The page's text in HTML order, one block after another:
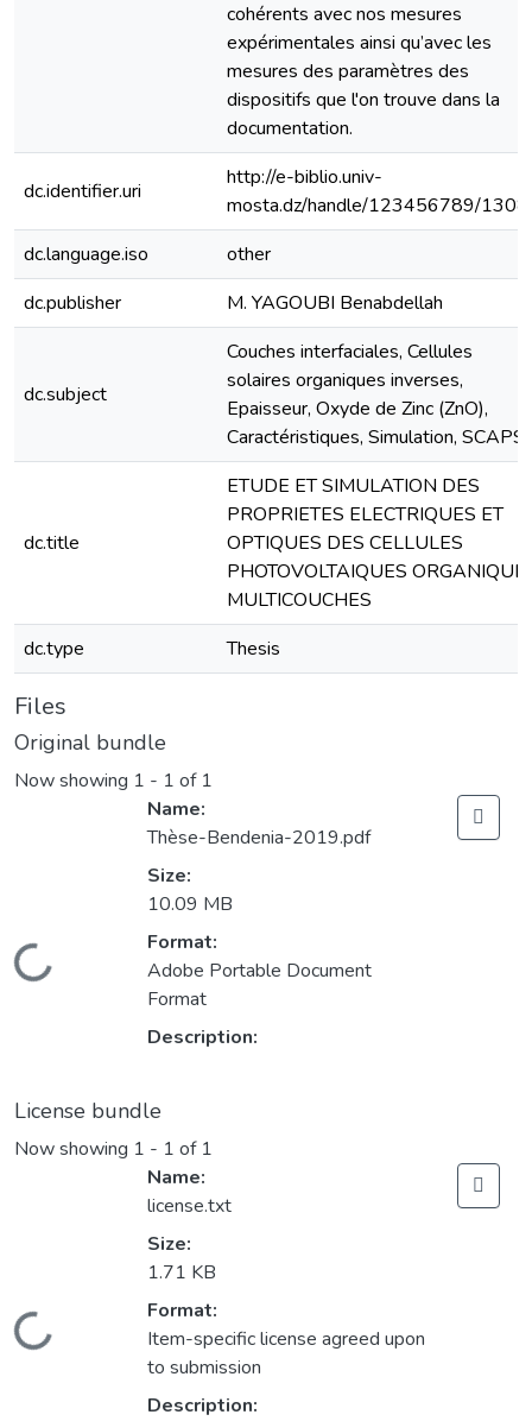
cohérents avec nos mesures
expérimentales ainsi qu’avec les
mesures des paramètres des
dispositifs que l'on trouve dans la
documentation.
dc.identifier.uri
http://e-biblio.univ-
mosta.dz/handle/123456789/
dc.language.iso
other
dc.publisher
M. YAGOUBI Benabdellah
dc.subject
Couches interfaciales, Cellules
solaires organiques inverses,
Epaisseur, Oxyde de Zinc (ZnO),
Caractéristiques, Simulation, SCAPS.
dc.title
ETUDE ET SIMULATION DES
PROPRIETES ELECTRIQUES ET
OPTIQUES DES CELLULES
PHOTOVOLTAIQUES
MULTICOUCHES
dc.type
Thesis
Files
Original bundle
Now showing 1 - 1 of 1
Loading...
Name:
Thèse-Bendenia-2019.pdf
Size:
10.09 MB
Format:
Adobe Portable Document
Format
Description:
License bundle
Now showing 1 - 1 of 1
Loading...
Name:
license.txt
Size:
1.71 KB
Format:
Item-specific license agreed upon
to submission
Description: